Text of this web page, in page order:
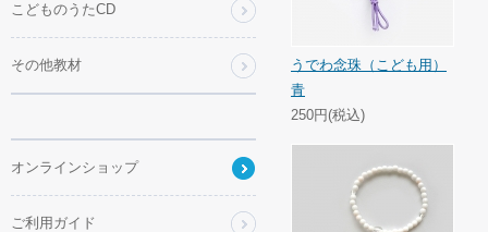
うでわ念珠（こども用）
青
250円(税込)
こどものうたCD
その他教材
オンラインショップ
ご利用ガイド